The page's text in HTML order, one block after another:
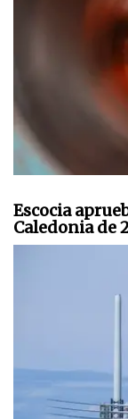
Escocia
Caledonia de